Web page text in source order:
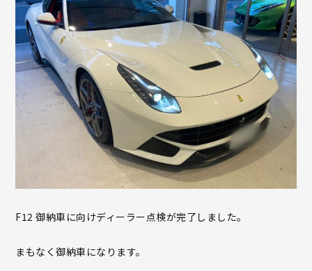
F12 御納車に向けディーラー点検が完了しました。
まもなく御納車になります。